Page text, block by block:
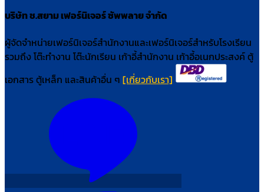
บริษัท ช.สยาม เฟอร์นิเจอร์ ซัพพลาย จำกัด
ผู้จัดจำหน่ายเฟอร์นิเจอร์สำนักงานและเฟอร์นิเจอร์สำหรับโรงเรียน
รวมถึง โต๊ะทำงาน โต๊ะนักเรียน เก้าอี้สำนักงาน เก้าอี้อเนกประสงค์ ตู้
เอกสาร ตู้เหล็ก และสินค้าอื่น ๆ [เกี่ยวกับเรา]